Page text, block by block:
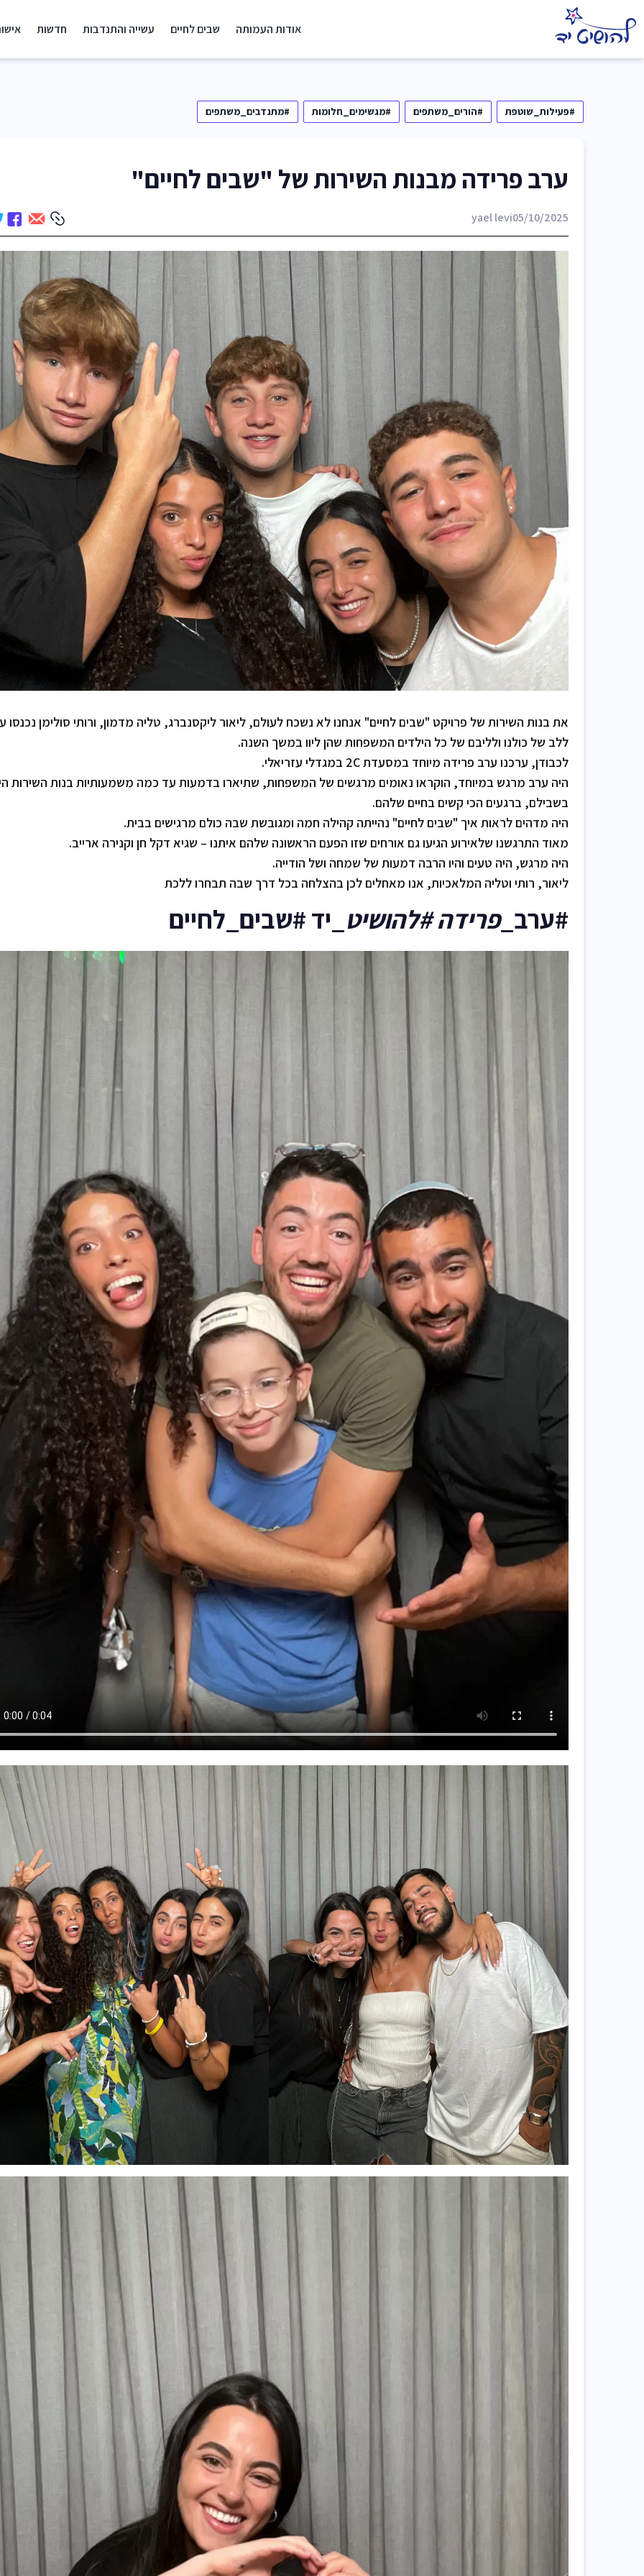
אודות העמותה שבים לחיים עשייה והתנדבות חדשות
#פעילות_שוטפת #הורים_משתפים #מגשימים_חלומות #מתנדבים_משתפים
ערב פרידה מבנות השירות של "שבים לחיים"
yael levi05/10/2025
את בנות השירות של פרויקט "שבים לחיים" אנחנו לא נשכח לעולם, ליאור ליקסנברג, טליה מדמון, ורותי סולימן נכנסו
ללב של כולנו ולליבם של כל הילדים המשפחות שהן ליוו במשך השנה.
לכבודן, ערכנו ערב פרידה מיוחד במסעדת 2C במגדלי עזריאלי.
היה ערב מרגש במיוחד, הוקראו נאומים מרגשים של המשפחות, שתיארו בדמעות עד כמה משמעותיות בנות השירות
בשבילם, ברגעים הכי קשים בחיים שלהם.
היה מדהים לראות איך "שבים לחיים" נהייתה קהילה חמה ומגובשת שבה כולם מרגישים בבית.
מאוד התרגשנו שלאירוע הגיעו גם אורחים שזו הפעם הראשונה שלהם איתנו – שגיא דקל חן וקנירה ארייב.
היה מרגש, היה טעים והיו הרבה דמעות של שמחה ושל הודייה.
ליאור, רותי וטליה המלאכיות, אנו מאחלים לכן בהצלחה בכל דרך שבה תבחרו ללכת
#ערב_פרידה #להושיט _יד #שבים_לחיים